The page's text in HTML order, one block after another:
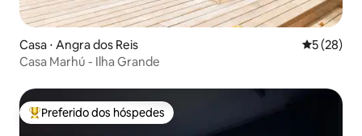
Casa ⋅ Angra dos Reis 5 de uma
5 (28)
Casa Marhú - Ilha Grande
Entre os melhores preferidos dos hóspedes
Preferido dos hóspedes